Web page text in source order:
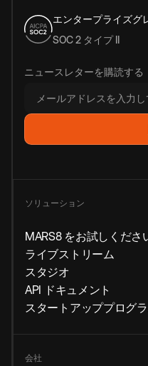
エンタープライズグ
SOC 2 タイプ II
ニュースレターを購読する
ソリューション
MARS8 をお試しくださ
ライブストリーム
スタジオ
API ドキュメント
スタートアッププログ
会社